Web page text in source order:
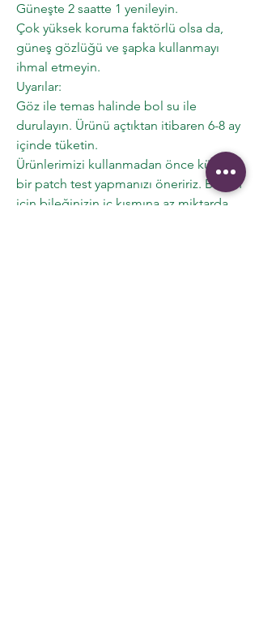
Güneşte 2 saatte 1 yenileyin.
Çok yüksek koruma faktörlü olsa da,
güneş gözlüğü ve şapka kullanmayı
ihmal etmeyin.
Uyarılar:
Göz ile temas halinde bol su ile
durulayın. Ürünü açtıktan itibaren 6-8 ay
içinde tüketin.
Ürünlerimizi kullanmadan önce küçük
bir patch test yapmanızı öneririz. Bunun
için bileğinizin iç kısmına az miktarda